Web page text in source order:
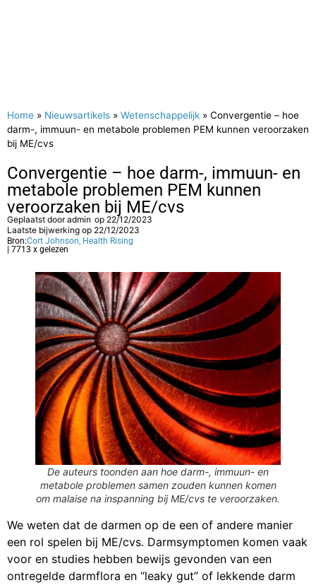
Home » Nieuwsartikels » Wetenschappelijk » Convergentie – hoe
darm-, immuun- en metabole problemen PEM kunnen veroorzaken
bij ME/cvs
Convergentie – hoe darm-, immuun- en
metabole problemen PEM kunnen
veroorzaken bij ME/cvs
Geplaatst dooradmin op 22/12/2023
Laatste bijwerking op 22/12/2023
Bron:Cort Johnson, Health Rising
| 7713 x gelezen
De auteurs toonden aan hoe darm-, immuun- en
metabole problemen samen zouden kunnen komen
om malaise na inspanning bij ME/cvs te veroorzaken.
We weten dat de darmen op de een of andere manier
een rol spelen bij ME/cvs. Darmsymptomen komen vaak
voor en studies hebben bewijs gevonden van een
ontregelde darmflora en “leaky gut” of lekkende darm